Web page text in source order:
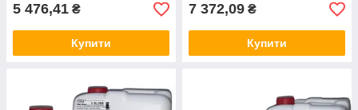
5 476,41 ₴
Купити
7 372,09 ₴
Купити